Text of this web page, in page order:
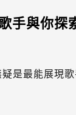
手與你探
是最能展現